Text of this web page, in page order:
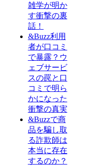
雑学が明か
す衝撃の裏
話！
&Buzz利用
者が口コミ
で暴露？ウ
ェブサービ
スの罠と口
コミで明ら
かになった
衝撃の真実
&Buzzで商
品を騙し取
る詐欺師は
本当に存在
するのか？